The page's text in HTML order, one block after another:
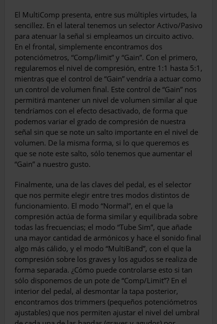
El MultiComp presenta, entre sus múltiples virtudes, la
sencillez. En el lateral tenemos un selector Activo/Pasivo
para atenuar la señal si empleamos un circuito activo.
En el frontal, simplemente encontramos dos
potenciómetros, “Comp/limit” y “Gain”. Con el primero,
regularemos el nivel de compresión, entre 1:1 hasta 5:1,
mientras que el control de “Gain” vendría a actuar como
un control de volumen final. Este control de “Gain” nos
permitirá mantener un nivel de volumen similar al que
tendríamos con el efecto desactivado, de forma que
podemos variar el grado de compresión de nuestra
señal sin que se note un salto importante en el nivel de
volumen. De la misma forma, si lo que queremos es
que se note este salto, sólo tenemos que aumentar el
“Gain” a nuestro gusto.
Finalmente, una de las claves del pedal, es el selector
que nos permite elegir entre tres modos distintos de
funcionamiento. El modo “Normal”, en el que la
compresión actúa de forma similar y equilibrada sobre
todas las frecuencias; el modo “Tube Sim”, que añade
una mayor cantidad de armónicos y hace el sonido final
algo más cálido, y el modo “MultiBand”, con el que la
compresión sobre los graves y los agudos se realiza de
forma separada. ¿Cómo puede controlarse esto si tan
sólo disponemos de un pote de “Comp/Limit”? En el
interior del pedal, al desmontar la tapa posterior,
encontramos dos trimmers (pequeños potenciómetros
ajustables) que nos permiten ajustar el nivel del umbral